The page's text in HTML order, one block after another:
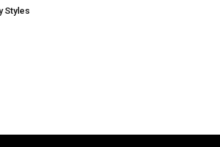
Styles